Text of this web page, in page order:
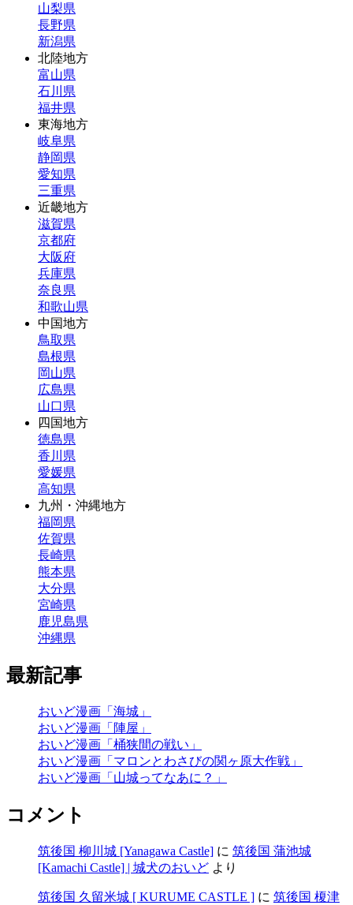
山梨県
長野県
新潟県
北陸地方
富山県
石川県
福井県
東海地方
岐阜県
静岡県
愛知県
三重県
近畿地方
滋賀県
京都府
大阪府
兵庫県
奈良県
和歌山県
中国地方
鳥取県
島根県
岡山県
広島県
山口県
四国地方
徳島県
香川県
愛媛県
高知県
九州・沖縄地方
福岡県
佐賀県
長崎県
熊本県
大分県
宮崎県
鹿児島県
沖縄県
最新記事
おいど漫画「海城」
おいど漫画「陣屋」
おいど漫画「桶狭間の戦い」
おいど漫画「マロンとわさびの関ヶ原大作戦」
おいど漫画「山城ってなあに？」
コメント
筑後国 柳川城 [Yanagawa Castle] に 筑後国 蒲池城
[Kamachi Castle] | 城犬のおいど より
筑後国 久留米城 [ KURUME CASTLE ] に 筑後国 榎津